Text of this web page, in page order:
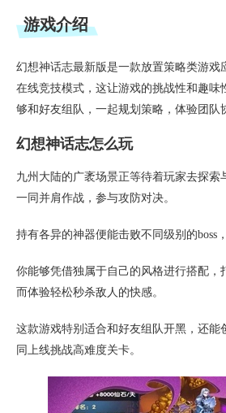
游戏介绍
幻想神话志最新版是一款放置策略类游戏
在线竞技模式，这让游戏的挑战性和趣味
够和好友组队，一起规划策略，体验团队
幻想神话志怎么玩
九州大陆的广袤场景正等待着玩家去探索
一同并肩作战，参与攻防对决。
持有各异的神器便能击败不同级别的boss
你能够凭借独属于自己的风格进行搭配，
而体验轻松秒杀敌人的快感。
这款游戏特别适合和好友组队开黑，还能
同上线挑战高难度关卡。